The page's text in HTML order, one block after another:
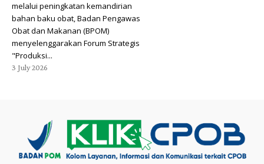
melalui peningkatan kemandirian
bahan baku obat, Badan Pengawas
Obat dan Makanan (BPOM)
menyelenggarakan Forum Strategis
"Produksi...
3 July 2026